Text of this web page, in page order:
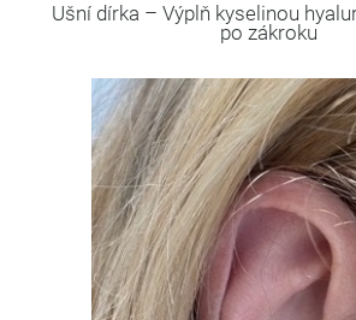
Ušní dírka – Výplň kyselinou
po zákroku